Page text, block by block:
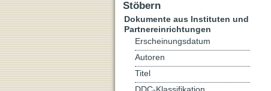
Stöbern
Dokumente aus Instituten und
Partnereinrichtungen
Erscheinungsdatum
Autoren
Titel